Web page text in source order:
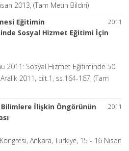
2013, (Tam Metin Bildiri)
2011
Eğitimin
Sosyal Hizmet Eğitimi İçin
2011: Sosyal Hizmet Eğitiminde 50.
2011, cilt.1, ss.164-167, (Tam
2011
İlişkin Öngörünün
Ankara, Türkiye, 15 - 16 Nisan